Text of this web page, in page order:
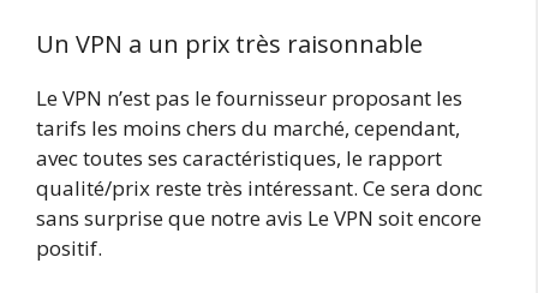
Un VPN a un prix très raisonnable
Le VPN n’est pas le fournisseur proposant les
tarifs les moins chers du marché, cependant,
avec toutes ses caractéristiques, le rapport
qualité/prix reste très intéressant. Ce sera donc
sans surprise que notre avis Le VPN soit encore
positif.